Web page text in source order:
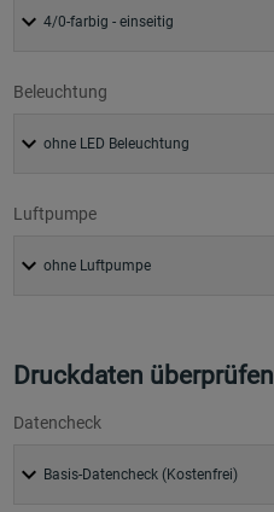
Beleuchtung
Luftpumpe
Druckdaten überprüfen
Datencheck